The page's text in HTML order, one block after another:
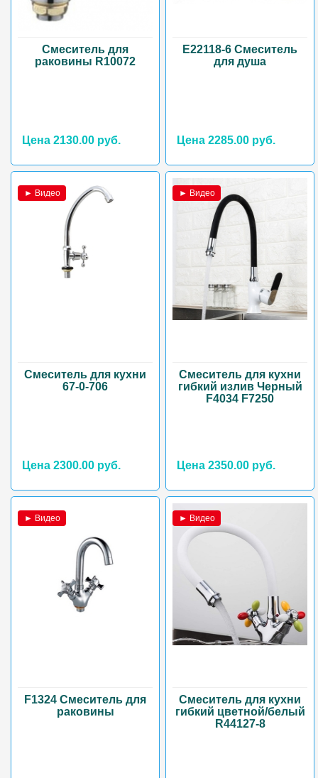
Смеситель для
раковины R10072
Цена 2130.00 руб.
E22118-6 Смеситель
для душа
Цена 2285.00 руб.
► Видео
Смеситель для кухни
67-0-706
Цена 2300.00 руб.
► Видео
Смеситель для кухни
гибкий излив Черный
F4034 F7250
Цена 2350.00 руб.
► Видео
F1324 Смеситель для
раковины
► Видео
Смеситель для кухни
гибкий цветной/белый
R44127-8